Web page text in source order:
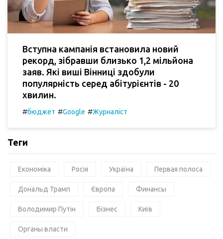
Вступна кампанія встановила новий
рекорд, зібравши близько 1,2 мільйона
заяв. Які виші Вінниці здобули
популярність серед абітурієнтів - 20
хвилин.
#бюджет #Google #Журналіст
Теги
Економіка Росія Україна Первая полоса
Дональд Трамп Європа Финансы
Володимир Путін Бізнес Київ
Органы власти